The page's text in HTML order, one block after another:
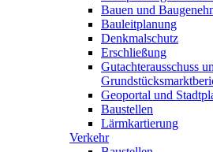
Bauen und
Bauleitplanung
Denkmalschutz
Erschließung
Gutachterausschuss
Geoportal und
Baustellen
Lärmkartierung
Verkehr